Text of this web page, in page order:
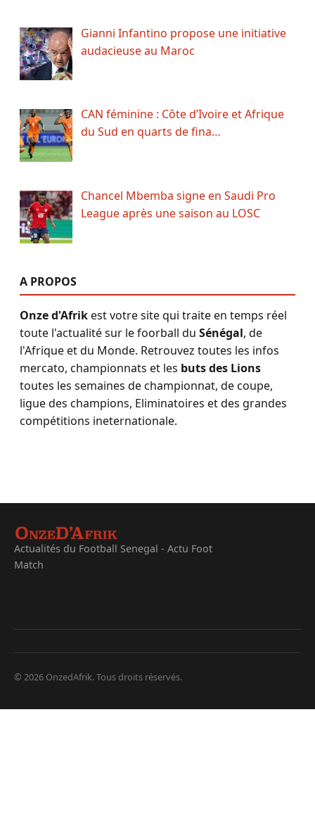
Gianni Infantino propose une initiative
audacieuse au Maroc
CAN féminine : Côte d’Ivoire et Afrique
du Sud en quarts de fina…
Chancel Mbemba signe en Saudi Pro
League après une saison au LOSC
A PROPOS
Onze d'Afrikest votre site qui traite en temps réel
toute l'actualité sur le foorball du Sénégal, de
l'Afrique et du Monde. Retrouvez toutes les infos
mercato, championnats et les buts des Lions
toutes les semaines de championnat, de coupe,
ligue des champions, Eliminatoires et des grandes
compétitions ineternationale.
Actualités du Football Senegal - Actu Foot
Match
© 2026 OnzedAfrik. Tous droits réservés.